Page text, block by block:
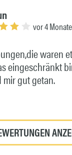
vor 4
waren
eingeschränkt
gut getan.